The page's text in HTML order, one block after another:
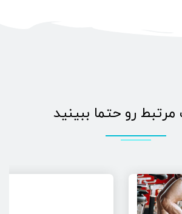
مرتبط رو حتما ببینید